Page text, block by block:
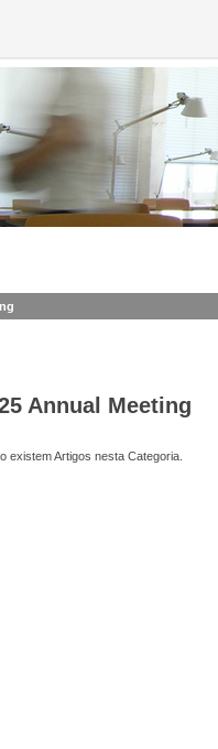
Annual Meeting
existem Artigos nesta Categoria.